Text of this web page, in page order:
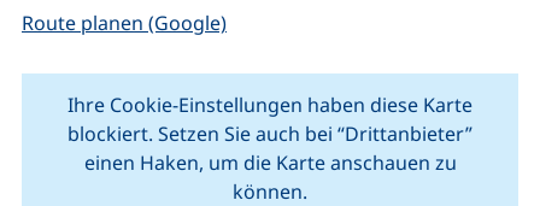
Route planen (Google)(externer Link, öffnet neues
Ihre Cookie-Einstellungen haben diese Karte
blockiert. Setzen Sie auch bei “Drittanbieter”
einen Haken, um die Karte anschauen zu
können.